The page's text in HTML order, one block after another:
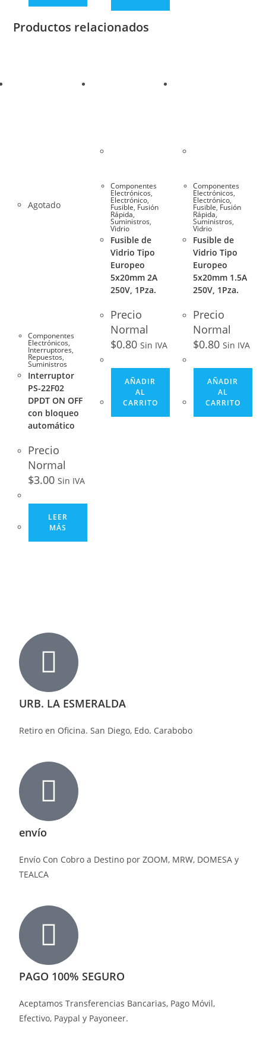
Productos relacionados
Agotado
Componentes
Electrónicos,
Interruptores,
Repuestos,
Suministros
Interruptor
PS-22F02
DPDT ON OFF
con bloqueo
automático
Precio
Normal
$3.00 Sin IVA
LEER
MÁS
Componentes
Electrónicos,
Electrónico,
Fusible, Fusión
Rápida,
Suministros,
Vidrio
Fusible de
Vidrio Tipo
Europeo
5x20mm 2A
250V, 1Pza.
Precio
Normal
$0.80 Sin IVA
AÑADIR
AL
CARRITO
Componentes
Electrónicos,
Electrónico,
Fusible, Fusión
Rápida,
Suministros,
Vidrio
Fusible de
Vidrio Tipo
Europeo
5x20mm 1.5A
250V, 1Pza.
Precio
Normal
$0.80 Sin IVA
AÑADIR
AL
CARRITO
URB. LA ESMERALDA
Retiro en Oficina. San Diego, Edo. Carabobo
envío
Envío Con Cobro a Destino por ZOOM, MRW, DOMESA y
TEALCA
PAGO 100% SEGURO
Aceptamos Transferencias Bancarias, Pago Móvil,
Efectivo, Paypal y Payoneer.